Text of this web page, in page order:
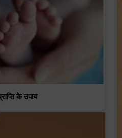
के उपाय